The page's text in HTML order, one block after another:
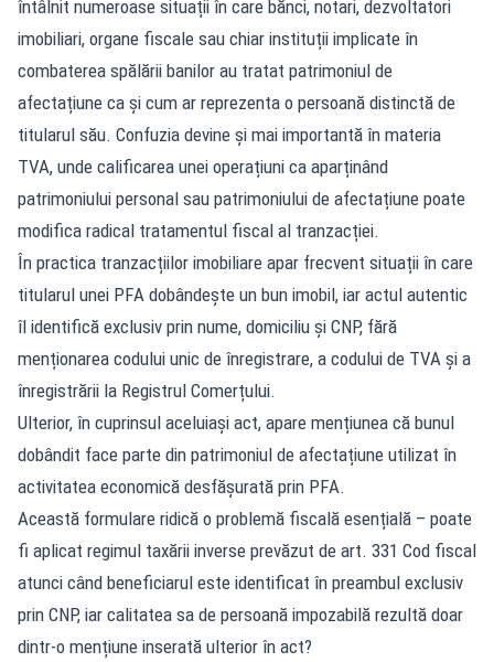
întâlnit numeroase situații în care bănci, notari, dezvoltatori
imobiliari, organe fiscale sau chiar instituții implicate în
combaterea spălării banilor au tratat patrimoniul de
afectațiune ca și cum ar reprezenta o persoană distinctă de
titularul său. Confuzia devine și mai importantă în materia
TVA, unde calificarea unei operațiuni ca aparținând
patrimoniului personal sau patrimoniului de afectațiune poate
modifica radical tratamentul fiscal al tranzacției.
În practica tranzacțiilor imobiliare apar frecvent situații în care
titularul unei PFA dobândește un bun imobil, iar actul autentic
îl identifică exclusiv prin nume, domiciliu și CNP, fără
menționarea codului unic de înregistrare, a codului de TVA și a
înregistrării la Registrul Comerțului.
Ulterior, în cuprinsul aceluiași act, apare mențiunea că bunul
dobândit face parte din patrimoniul de afectațiune utilizat în
activitatea economică desfășurată prin PFA.
Această formulare ridică o problemă fiscală esențială – poate
fi aplicat regimul taxării inverse prevăzut de art. 331 Cod fiscal
atunci când beneficiarul este identificat în preambul exclusiv
prin CNP, iar calitatea sa de persoană impozabilă rezultă doar
dintr-o mențiune inserată ulterior în act?